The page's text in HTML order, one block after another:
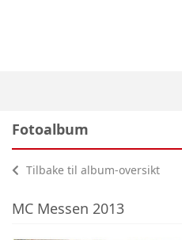
Fotoalbum
Tilbake til album-oversikt
MC Messen 2013